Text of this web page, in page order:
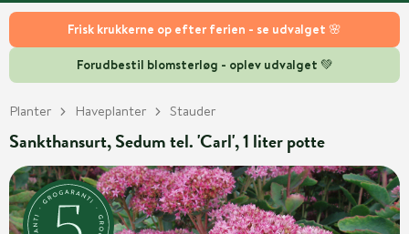
Frisk krukkerne op efter ferien - se udvalget 🌸
Forudbestil blomsterløg - oplev udvalget 💚
Planter Haveplanter Stauder
Sankthansurt, Sedum tel. 'Carl', 1 liter potte